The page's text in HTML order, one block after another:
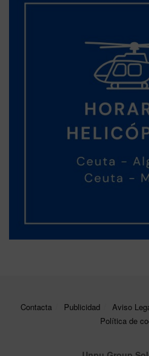
Contacta Publicidad Aviso
Política de